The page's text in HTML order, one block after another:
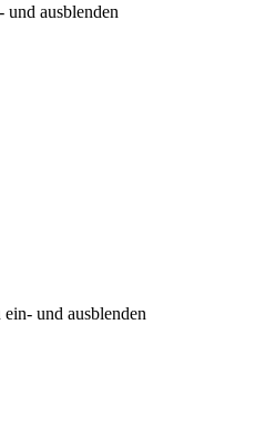
und ausblenden
und ausblenden